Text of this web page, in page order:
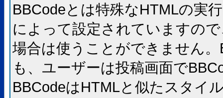
BBCodeとは特殊なHTMLの実
によって設定されていますの
場合は使うことができません
も、ユーザーは投稿画面で
BBCodeはHTMLと似たスタイ